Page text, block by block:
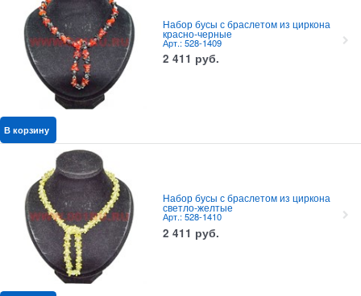
Набор бусы с браслетом из циркона
красно-черные
Арт.: 528-1409
2 411 руб.
В корзину
Набор бусы с браслетом из циркона
светло-желтые
Арт.: 528-1410
2 411 руб.